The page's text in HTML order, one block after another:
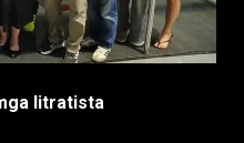
litratista